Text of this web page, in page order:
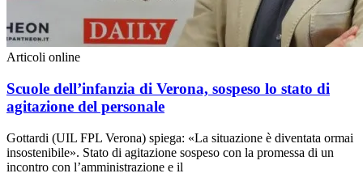
Articoli online
Scuole dell’infanzia di Verona, sospeso lo stato di
agitazione del personale
Gottardi (UIL FPL Verona) spiega: «La situazione è diventata ormai
insostenibile». Stato di agitazione sospeso con la promessa di un
incontro con l’amministrazione e il